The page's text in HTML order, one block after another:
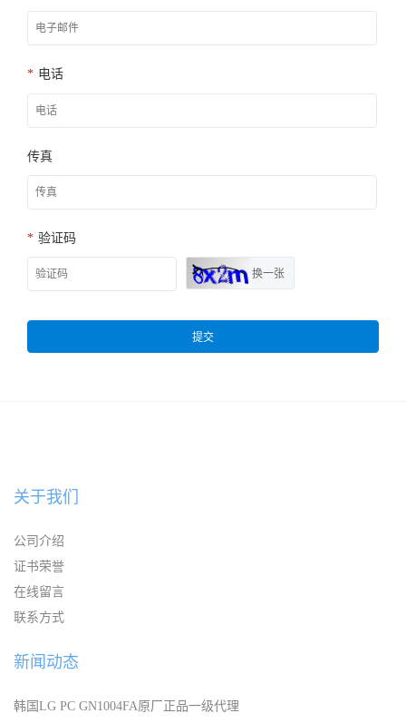
* 电话
传真
* 验证码
换一张
提交
关于我们
公司介绍
证书荣誉
在线留言
联系方式
新闻动态
韩国LG PC GN1004FA原厂正品一级代理